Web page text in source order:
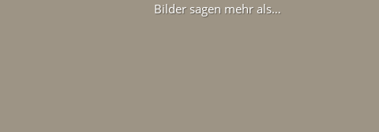
Bilder sagen mehr als…